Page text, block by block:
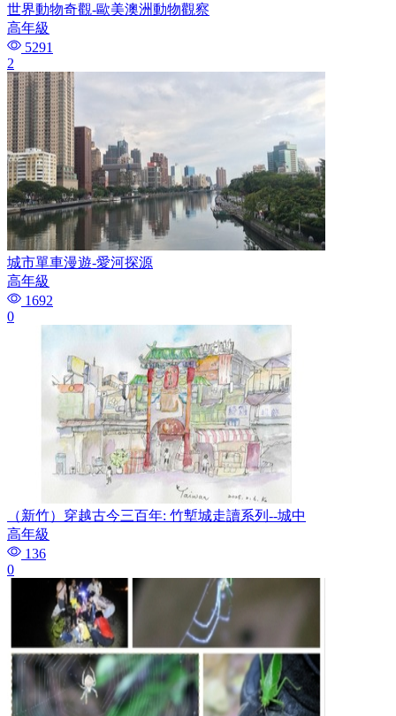
世界動物奇觀-歐美澳洲動物觀察
高年級
5291
2
城市單車漫遊-愛河探源
高年級
1692
0
（新竹）穿越古今三百年: 竹塹城走讀系列--城中
高年級
136
0